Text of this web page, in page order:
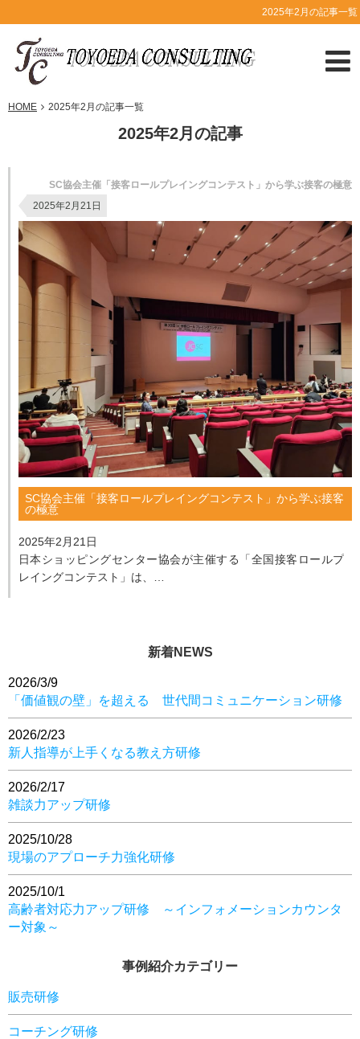
2025年2月の記事一覧
HOME 2025年2月の記事一覧
2025年2月の記事
SC協会主催「接客ロールプレイングコンテスト」から学ぶ接客の極意
2025年2月21日
SC協会主催「接客ロールプレイングコンテスト」から学ぶ接客
の極意
2025年2月21日
日本ショッピングセンター協会が主催する「全国接客ロールプ
レイングコンテスト」は、
新着NEWS
2026/3/9
「価値観の壁」を超える 世代間コミュニケーション研修
2026/2/23
新人指導が上手くなる教え方研修
2026/2/17
雑談力アップ研修
2025/10/28
現場のアプローチ力強化研修
2025/10/1
高齢者対応力アップ研修 ～インフォメーションカウンタ
ー対象～
事例紹介カテゴリー
販売研修
コーチング研修